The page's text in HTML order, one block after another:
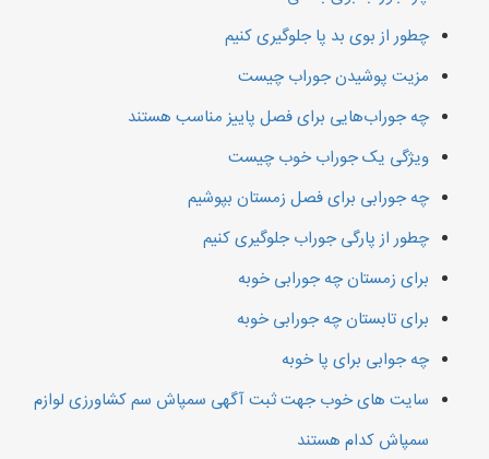
چطور از بوی بد پا جلوگیری کنیم
مزیت پوشیدن جوراب چیست
چه جوراب‌هایی برای فصل پاییز مناسب هستند
ویژگی یک جوراب خوب چیست
چه جورابی برای فصل زمستان بپوشیم
چطور از پارگی جوراب جلوگیری کنیم
برای زمستان چه جورابی خوبه
برای تابستان چه جورابی خوبه
چه جوابی برای پا خوبه
سایت های خوب جهت ثبت آگهی سمپاش سم کشاورزی لوازم
سمپاش کدام هستند